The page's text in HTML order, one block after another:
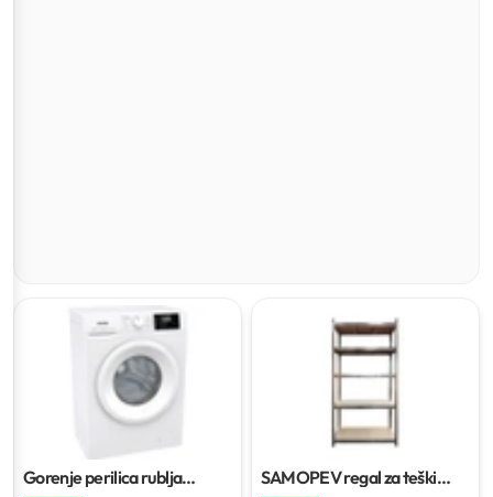
Gorenje perilica rublja
SAMOPEV regal za teški